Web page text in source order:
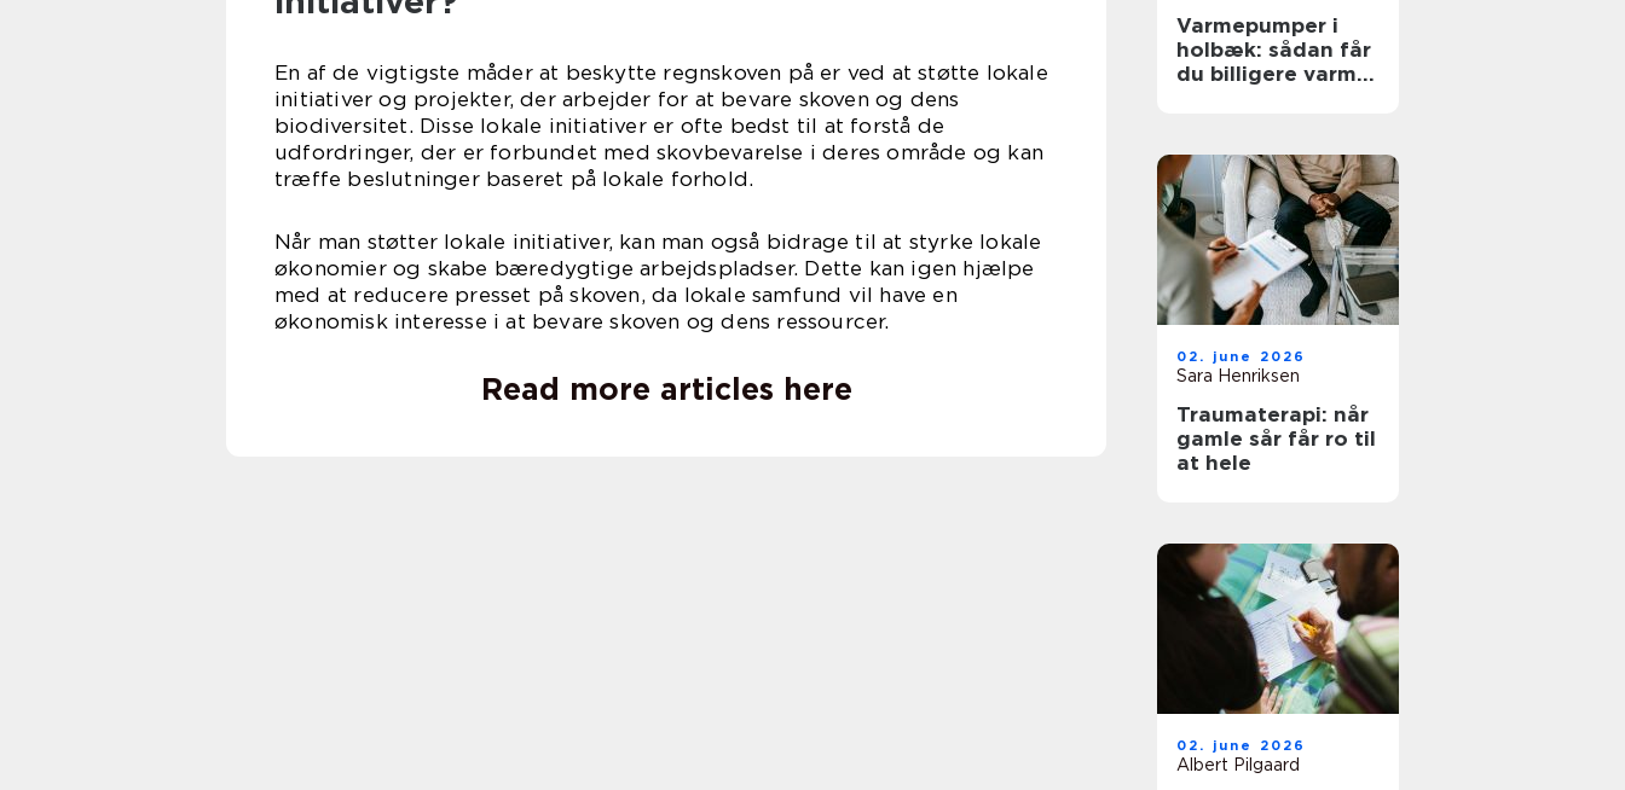
En af de vigtigste måder at beskytte regnskoven på er ved at støtte lokale
initiativer og projekter, der arbejder for at bevare skoven og dens
biodiversitet. Disse lokale initiativer er ofte bedst til at forstå de
udfordringer, der er forbundet med skovbevarelse i deres område og kan
træffe beslutninger baseret på lokale forhold.
Når man støtter lokale initiativer, kan man også bidrage til at styrke lokale
økonomier og skabe bæredygtige arbejdspladser. Dette kan igen hjælpe
med at reducere presset på skoven, da lokale samfund vil have en
økonomisk interesse i at bevare skoven og dens ressourcer.
Read more articles here
Varmepumper i
holbæk: sådan får
du billigere varme
02. june 2026
Sara Henriksen
Traumaterapi: når
gamle sår får ro til
at hele
02. june 2026
Albert Pilgaard